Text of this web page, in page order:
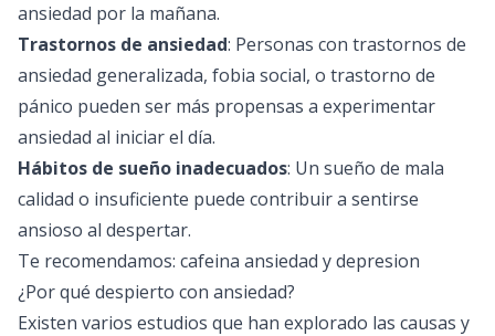
ansiedad por la mañana.
Trastornos de ansiedad: Personas con trastornos de
ansiedad generalizada, fobia social, o trastorno de
pánico pueden ser más propensas a experimentar
ansiedad al iniciar el día.
Hábitos de sueño inadecuados: Un sueño de mala
calidad o insuficiente puede contribuir a sentirse
ansioso al despertar.
Te recomendamos: cafeina ansiedad y depresion
¿Por qué despierto con ansiedad?
Existen varios estudios que han explorado las causas y